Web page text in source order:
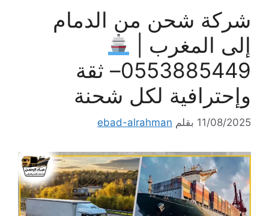
شركة شحن من الدمام
إلى المغرب |
0553885449– ثقة
وإحترافية لكل شحنة
11/08/2025 بقلم ebad-alrahman